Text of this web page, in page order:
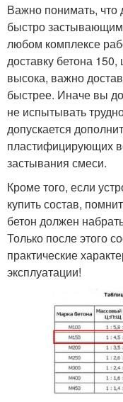
Важно понимать, что
быстро
любом комплексе
доставку бетона 150,
высока, важно
быстрее. Иначе вы
не испытывать
допускается
пластифицирующих
застывания смеси.
Кроме того, если
купить состав,
бетон должен
Только после этого
практические
эксплуатации!